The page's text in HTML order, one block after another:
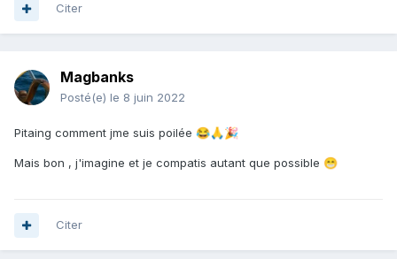
Citer
Magbanks
Posté(e) le 8 juin 2022
Pitaing comment jme suis poilée 😂🙏🎉
Mais bon , j'imagine et je compatis autant que possible 😁
Citer